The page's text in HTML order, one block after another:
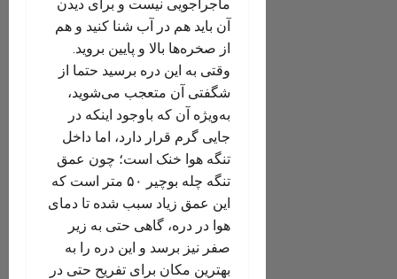
ماجراجویی نیست و برای دیدن
آن باید هم در آب شنا کنید و هم
از صخره‌ها بالا و پایین بروید.
وقتی به این دره برسید حتما از
شگفتی آن متعجب می‌شوید،
به‌ویژه آن که باوجود اینکه در
جایی گرم قرار دارد، اما داخل
تنگه هوا خنک است؛ چون عمق
تنگه چله بوچیر ۵۰ متر است که
این عمق زیاد سبب شده تا دمای
هوا در دره، گاهی حتی به زیر
صفر نیز برسد و این دره را به
بهترین مکان برای تفریح حتی در